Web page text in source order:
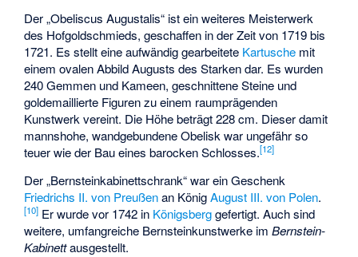
Der „Obeliscus Augustalis“ ist ein weiteres Meisterwerk
des Hofgoldschmieds, geschaffen in der Zeit von 1719 bis
1721. Es stellt eine aufwändig gearbeitete Kartusche mit
einem ovalen Abbild Augusts des Starken dar. Es wurden
240 Gemmen und Kameen, geschnittene Steine und
goldemaillierte Figuren zu einem raumprägenden
Kunstwerk vereint. Die Höhe beträgt 228 cm. Dieser damit
mannshohe, wandgebundene Obelisk war ungefähr so
teuer wie der Bau eines barocken Schlosses.[12]
Der „Bernsteinkabinettschrank“ war ein Geschenk
Friedrichs II. von Preußenan KönigAugust III. von Polen.
[10] Er wurde vor 1742 in Königsberggefertigt. Auch sind
weitere, umfangreiche Bernsteinkunstwerke imBernstein-
Kabinettausgestellt.